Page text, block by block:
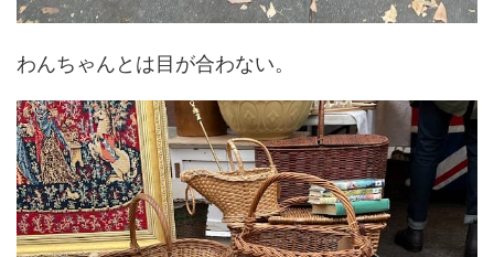
わんちゃんとは目が合わない。